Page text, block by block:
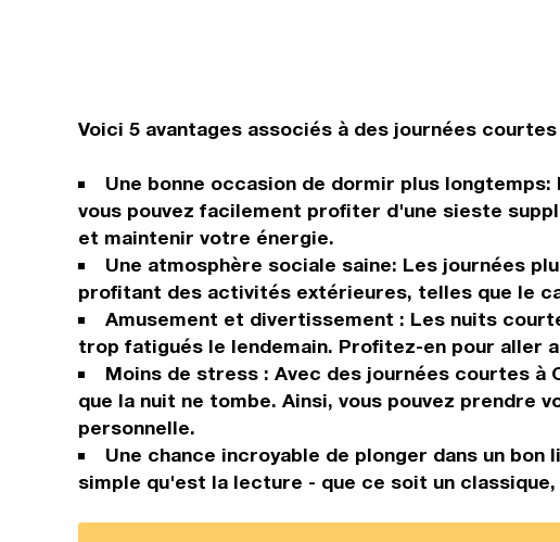
Voici 5 avantages associés à des journées courtes
Une bonne occasion de dormir plus
vous pouvez facilement profiter d'une sieste
et maintenir votre énergie.
Une atmosphère sociale saine: Les journées
profitant des activités extérieures, telles que le
Amusement et divertissement : Les nuits
trop fatigués le lendemain. Profitez-en pour aller
Moins de stress : Avec des journées courtes à
que la nuit ne tombe. Ainsi, vous pouvez
personnelle.
Une chance incroyable de plonger dans un
simple qu'est la lecture - que ce soit un